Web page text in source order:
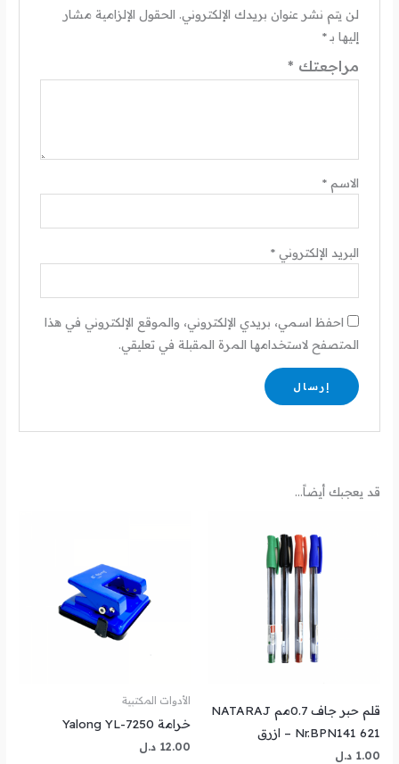
لن يتم نشر عنوان بريدك الإلكتروني. الحقول الإلزامية مشار
إليها بـ*
مراجعتك *
الاسم *
البريد الإلكتروني *
احفظ اسمي، بريدي الإلكتروني، والموقع الإلكتروني في هذا
المتصفح لاستخدامها المرة المقبلة في تعليقي.
قد يعجبك أيضاً…
قلم حبر جاف 0.7مم NATARAJ
Nr.BPN141 621 – ازرق
1.00 د.ل
الأدوات المكتبية
خرامة Yalong YL-7250
12.00 د.ل